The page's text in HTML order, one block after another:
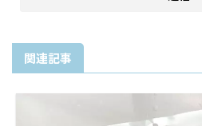
関連記事